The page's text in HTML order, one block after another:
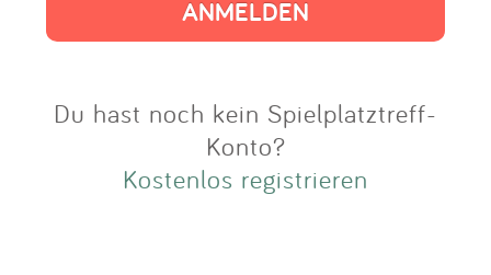
Du hast noch kein Spielplatztreff-
Konto?
Kostenlos registrieren